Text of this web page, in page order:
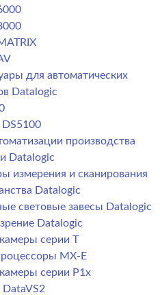
для автоматических
Datalogic
производства
Datalogic
измерения и сканирования
Datalogic
световые завесы Datalogic
Datalogic
серии T
MX-E
серии P1x